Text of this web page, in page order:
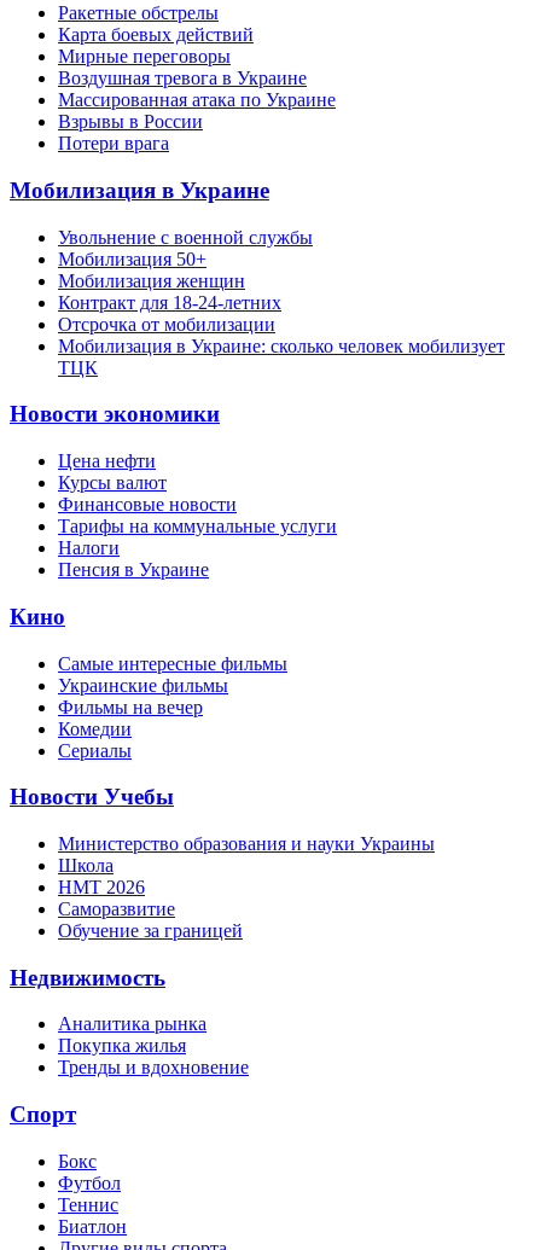
Ракетные обстрелы
Карта боевых действий
Мирные переговоры
Воздушная тревога в Украине
Массированная атака по Украине
Взрывы в России
Потери врага
Мобилизация в Украине
Увольнение с военной службы
Мобилизация 50+
Мобилизация женщин
Контракт для 18-24-летних
Отсрочка от мобилизации
Мобилизация в Украине: сколько человек мобилизует
ТЦК
Новости экономики
Цена нефти
Курсы валют
Финансовые новости
Тарифы на коммунальные услуги
Налоги
Пенсия в Украине
Кино
Самые интересные фильмы
Украинские фильмы
Фильмы на вечер
Комедии
Сериалы
Новости Учебы
Министерство образования и науки Украины
Школа
НМТ 2026
Саморазвитие
Обучение за границей
Недвижимость
Аналитика рынка
Покупка жилья
Тренды и вдохновение
Спорт
Бокс
Футбол
Теннис
Биатлон